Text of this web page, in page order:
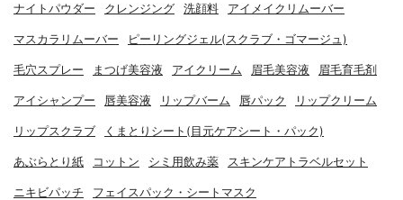
ナイトパウダー クレンジング 洗顔料 アイメイクリムーバー
マスカラリムーバー ピーリングジェル(スクラブ・ゴマージュ)
毛穴スプレー まつげ美容液 アイクリーム 眉毛美容液 眉毛育毛剤
アイシャンプー 唇美容液 リップバーム 唇パック リップクリーム
リップスクラブ くまとりシート(目元ケアシート・パック)
あぶらとり紙 コットン シミ用飲み薬 スキンケアトラベルセット
ニキビパッチ フェイスパック・シートマスク